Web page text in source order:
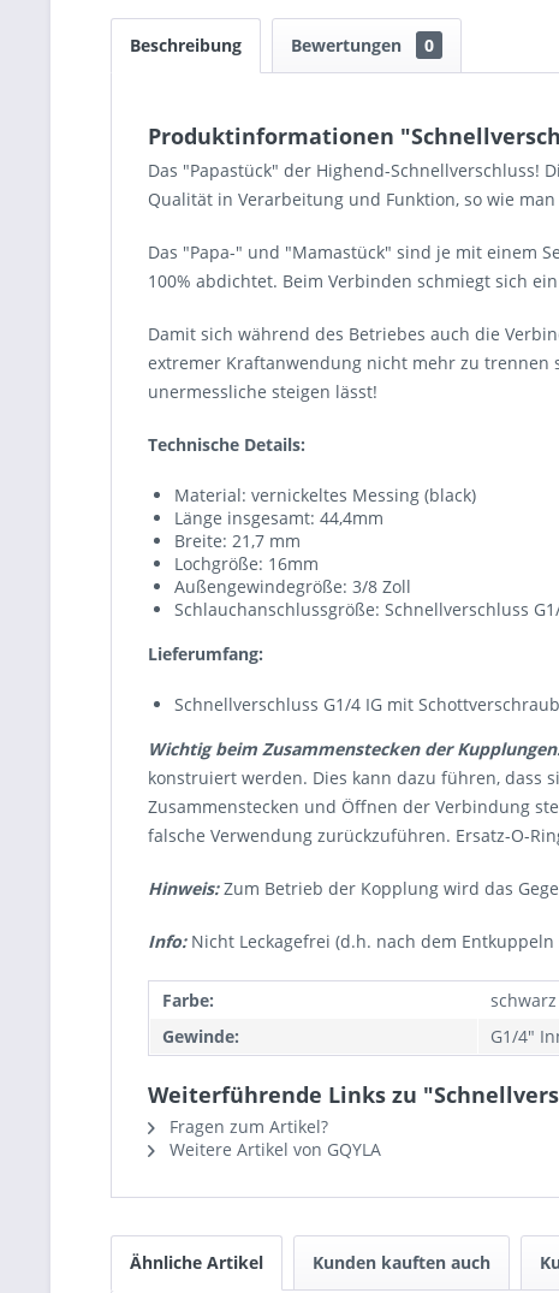
Beschreibung Bewertungen 0
Produktinformationen
Das "Papastück" der Highend-Schnellverschluss!
Qualität in Verarbeitung und Funktion, so wie
Das "Papa-" und "Mamastück" sind je mit einem
100% abdichtet. Beim Verbinden schmiegt sich
Damit sich während des Betriebes auch die
extremer Kraftanwendung nicht mehr zu trennen
unermessliche steigen lässt!
Technische Details:
Material: vernickeltes Messing (black)
Länge insgesamt: 44,4mm
Breite: 21,7 mm
Lochgröße: 16mm
Außengewindegröße: 3/8 Zoll
Schlauchanschlussgröße: Schnellverschluss
Lieferumfang:
Schnellverschluss G1/4 IG mit
Wichtig beim Zusammenstecken der
konstruiert werden. Dies kann dazu führen, dass
Zusammenstecken und Öffnen der Verbindung
falsche Verwendung zurückzuführen. Ersatz-O-
Hinweis:Zum Betrieb der Kopplung wird das
Info:Nicht Leckagefrei (d.h. nach dem
Farbe:
Gewinde:
G1/4"
Weiterführende Links zu
Fragen zum Artikel?
Weitere Artikel von GQYLA
Ähnliche Artikel Kunden kauften auch